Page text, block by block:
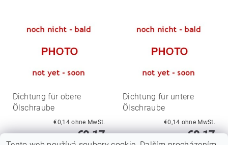
Dichtung für obere
Ölschraube
€0,14 ohne MwSt.
€0,17
Dichtung für untere
Ölschraube
€0,14 ohne MwSt.
€0,17